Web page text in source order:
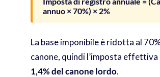
annuo × 70%) × 2%
La base imponibile è ridotta al
canone, quindi l’imposta effettiva
1,4% del canone lordo.